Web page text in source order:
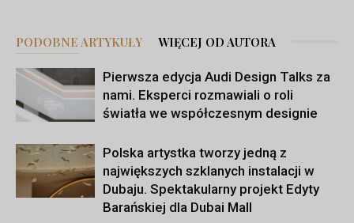
PODOBNE ARTYKUŁY WIĘCEJ OD AUTORA
Pierwsza edycja Audi Design Talks za
nami. Eksperci rozmawiali o roli
światła we współczesnym designie
Polska artystka tworzy jedną z
największych szklanych instalacji w
Dubaju. Spektakularny projekt Edyty
Barańskiej dla Dubai Mall